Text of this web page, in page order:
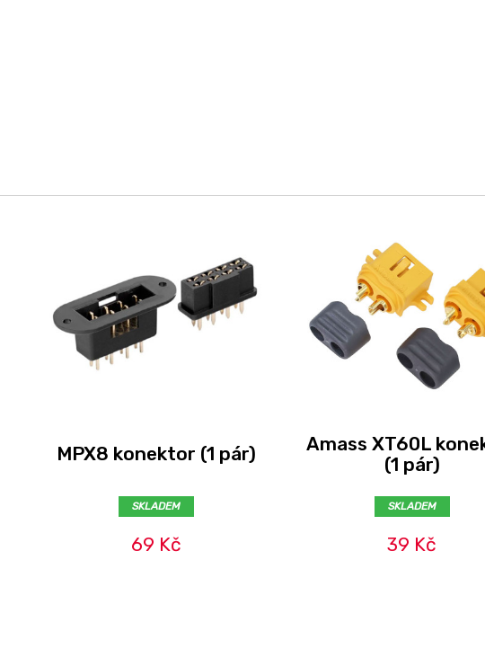
MPX8 konektor (1 pár)
SKLADEM
69 Kč
Amass XT60L
(1 pár)
SKLADEM
39 Kč